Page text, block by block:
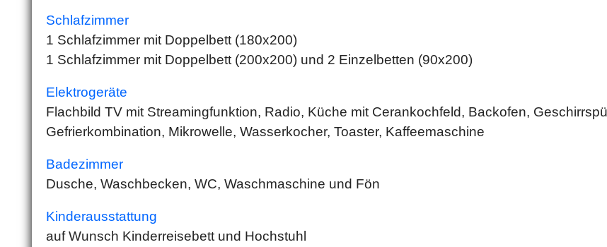
Schlafzimmer
1 Schlafzimmer mit Doppelbett (180x200)
1 Schlafzimmer mit Doppelbett (200x200) und 2 Einzelbetten (90x200)
Elektrogeräte
Flachbild TV mit Streamingfunktion, Radio, Küche mit Cerankochfeld, Backofen,
Gefrierkombination, Mikrowelle, Wasserkocher, Toaster, Kaffeemaschine
Badezimmer
Dusche, Waschbecken, WC, Waschmaschine und Fön
Kinderausstattung
auf Wunsch Kinderreisebett und Hochstuhl